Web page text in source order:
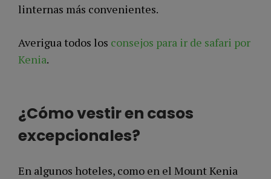
linternas más convenientes.
Averigua todos los consejos para ir de safari por
Kenia.
¿Cómo vestir en casos
excepcionales?
En algunos hoteles, como en el Mount Kenia